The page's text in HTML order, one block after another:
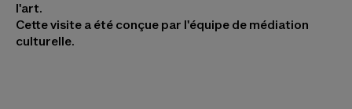
l'art.
Cette visite a été conçue par l'équipe de médiation
culturelle.